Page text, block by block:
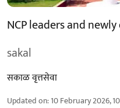
NCP leaders and
sakal
सकाळ वृत्तसेवा
Updated on:10 February 2026,